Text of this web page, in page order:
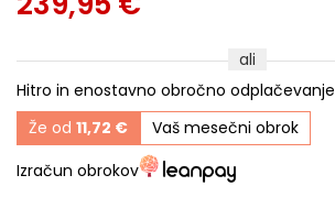
ali
Hitro in enostavno obročno odplačevanje
Že od 11,72 €
Vaš mesečni obrok
Izračun obrokov